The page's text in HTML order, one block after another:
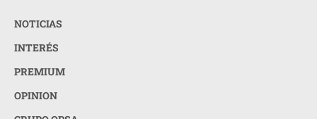
NOTICIAS
INTERÉS
PREMIUM
OPINION